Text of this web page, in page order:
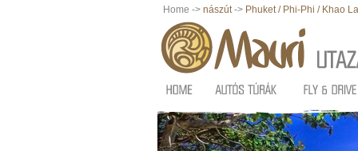
Home -> nászút-> Phuket / Phi-Phi / Khao